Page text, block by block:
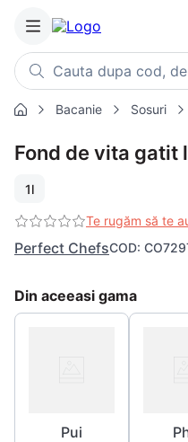
Cauta dupa cod,
Căutări populare
1. cartofi
.
3
pui
4
chifle
6. coaste
aripi
Bacanie Sosuri
Fond de vita gatit
1l
Te rugăm să te
Perfect ChefsCOD: CO729
Din aceeasi gama
Pui